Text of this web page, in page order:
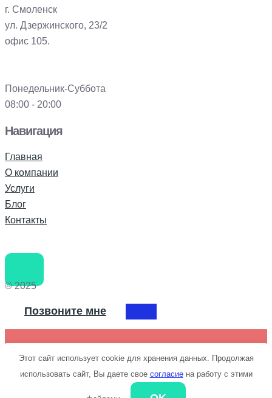
г. Смоленск
ул. Дзержинского, 23/2
офис 105.
Понедельник-Суббота
08:00 - 20:00
Навигация
Главная
О компании
Услуги
Блог
Контакты
© 2025
Позвоните мне
+79043698209
Этот сайт использует cookie для хранения данных. Продолжая
использовать сайт, Вы даете свое согласиена работу с этими